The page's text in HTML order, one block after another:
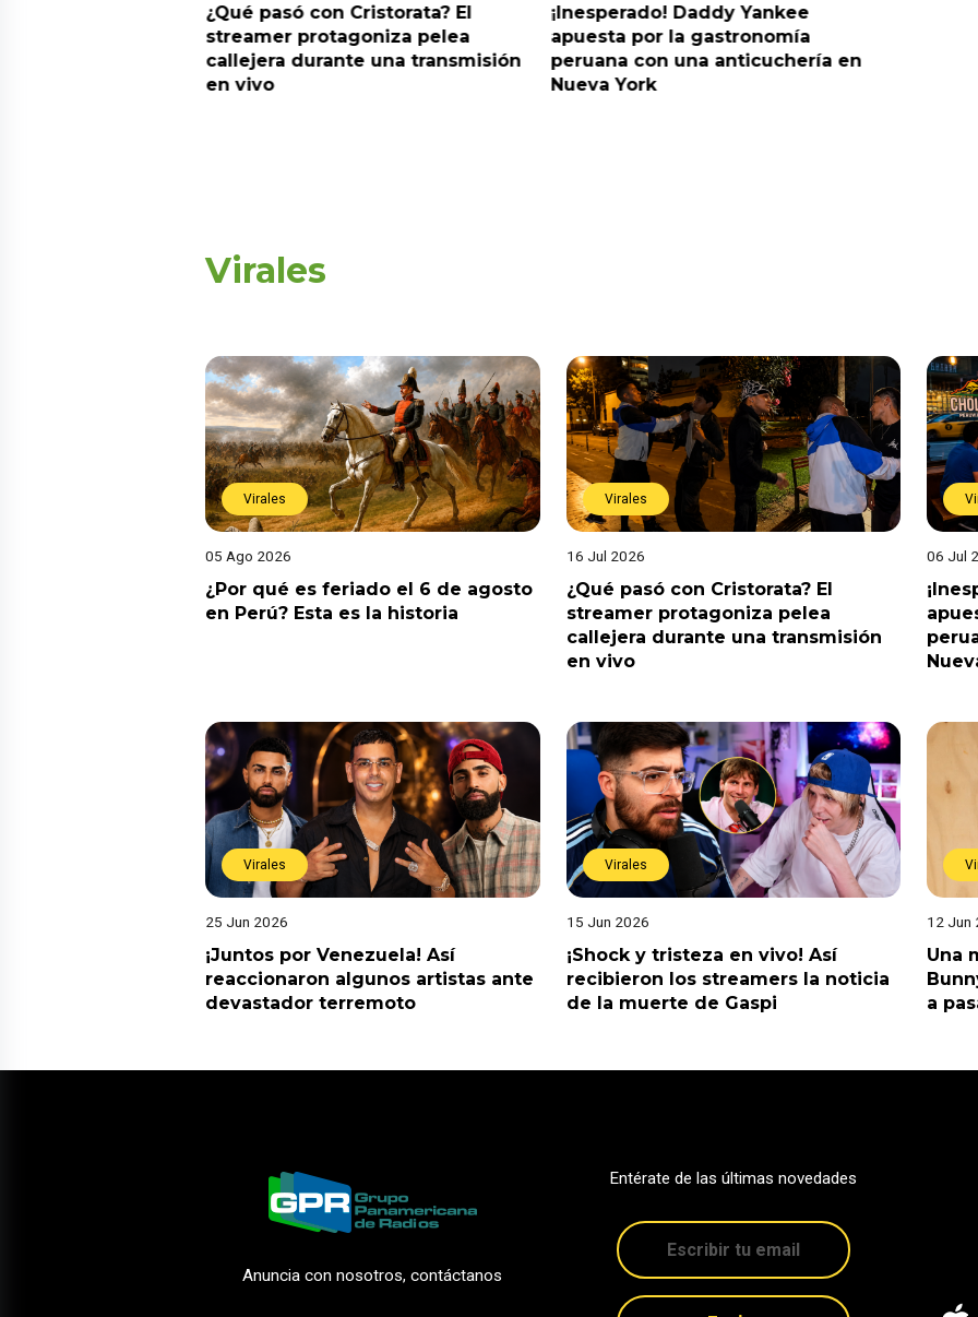
¿Qué pasó con Cristorata? El
streamer protagoniza pelea
callejera durante una transmisión
en vivo
¡Inesperado! Daddy Yankee
apuesta por la gastronomía
peruana con una anticuchería en
Nueva York
Virales
Virales
05 Ago 2026
¿Por qué es feriado el 6 de agosto
en Perú? Esta es la historia
Virales
16 Jul 2026
¿Qué pasó con Cristorata? El
streamer protagoniza pelea
callejera durante una transmisión
en vivo
06 Jul
Virales
25 Jun 2026
¡Juntos por Venezuela! Así
reaccionaron algunos artistas ante
devastador terremoto
Virales
15 Jun 2026
¡Shock y tristeza en vivo! Así
recibieron los streamers la noticia
de la muerte de Gaspi
12 Jun
Una
a
Anuncia con nosotros, contáctanos
Entérate de las últimas novedades